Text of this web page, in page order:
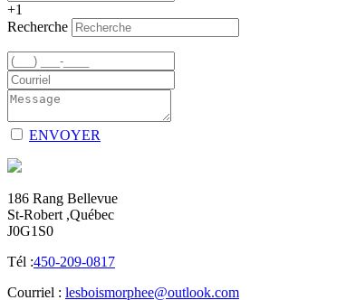
+1
Recherche
ENVOYER
186 Rang Bellevue
St-Robert ,Québec
J0G1S0
Tél :450-209-0817
Courriel : lesboismorphee@outlook.com